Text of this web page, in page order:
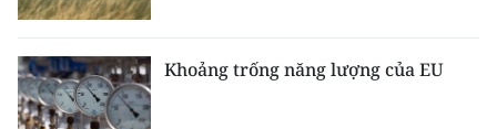
Khoảng trống năng lượng của EU